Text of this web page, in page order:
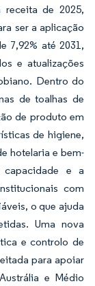
receita de 2025,
ser a aplicação
7,92% até 2031,
e atualizações
Dentro do
de toalhas de
de produto em
de higiene,
hotelaria e bem-
e a
com
o que ajuda
Uma nova
e controlo de
para apoiar
e Médio